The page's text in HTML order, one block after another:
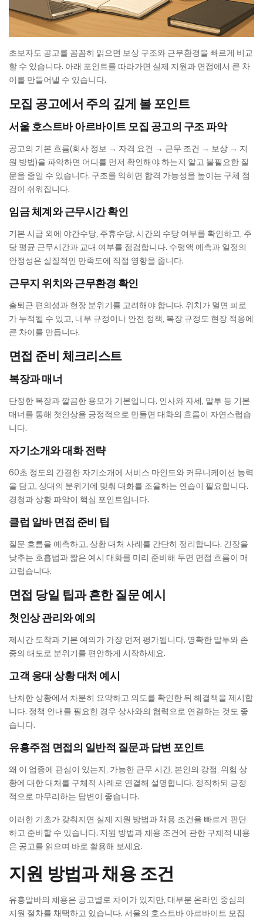
초보자도 공고를 꼼꼼히 읽으면 보상 구조와 근무환경을 빠르게 비교
할 수 있습니다. 아래 포인트를 따라가면 실제 지원과 면접에서 큰 차
이를 만들어낼 수 있습니다.
모집 공고에서 주의 깊게 볼 포인트
서울 호스트바 아르바이트 모집 공고의 구조 파악
공고의 기본 흐름(회사 정보 → 자격 요건 → 근무 조건 → 보상 → 지
원 방법)을 파악하면 어디를 먼저 확인해야 하는지 알고 불필요한 질
문을 줄일 수 있습니다. 구조를 익히면 합격 가능성을 높이는 구체 점
검이 쉬워집니다.
임금 체계와 근무시간 확인
기본 시급 외에 야간수당, 주휴수당, 시간외 수당 여부를 확인하고, 주
당 평균 근무시간과 교대 여부를 점검합니다. 수령액 예측과 일정의
안정성은 실질적인 만족도에 직접 영향을 줍니다.
근무지 위치와 근무환경 확인
출퇴근 편의성과 현장 분위기를 고려해야 합니다. 위치가 멀면 피로
가 누적될 수 있고, 내부 규정이나 안전 정책, 복장 규정도 현장 적응에
큰 차이를 만듭니다.
면접 준비 체크리스트
복장과 매너
단정한 복장과 깔끔한 용모가 기본입니다. 인사와 자세, 말투 등 기본
매너를 통해 첫인상을 긍정적으로 만들면 대화의 흐름이 자연스럽습
니다.
자기소개와 대화 전략
60초 정도의 간결한 자기소개에 서비스 마인드와 커뮤니케이션 능력
을 담고, 상대의 분위기에 맞춰 대화를 조율하는 연습이 필요합니다.
경청과 상황 파악이 핵심 포인트입니다.
클럽 알바 면접 준비 팁
질문 흐름을 예측하고, 상황 대처 사례를 간단히 정리합니다. 긴장을
낮추는 호흡법과 짧은 예시 대화를 미리 준비해 두면 면접 흐름이 매
끄럽습니다.
면접 당일 팁과 흔한 질문 예시
첫인상 관리와 예의
제시간 도착과 기본 예의가 가장 먼저 평가됩니다. 명확한 말투와 존
중의 태도로 분위기를 편안하게 시작하세요.
고객 응대 상황 대처 예시
난처한 상황에서 차분히 요약하고 의도를 확인한 뒤 해결책을 제시합
니다. 정책 안내를 필요한 경우 상사와의 협력으로 연결하는 것도 좋
습니다.
유흥주점 면접의 일반적 질문과 답변 포인트
왜 이 업종에 관심이 있는지, 가능한 근무 시간, 본인의 강점, 위험 상
황에 대한 대처를 구체적 사례로 연결해 설명합니다. 정직하되 긍정
적으로 마무리하는 답변이 좋습니다.
이러한 기초가 갖춰지면 실제 지원 방법과 채용 조건을 빠르게 판단
하고 준비할 수 있습니다. 지원 방법과 채용 조건에 관한 구체적 내용
은 공고를 읽으며 바로 활용해 보세요.
지원 방법과 채용 조건
유흥알바의 채용은 공고별로 차이가 있지만, 대부분 온라인 중심의
지원 절차를 채택하고 있습니다. 서울의 호스트바 아르바이트 모집